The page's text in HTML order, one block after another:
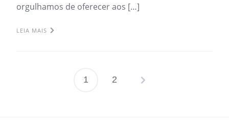
orgulhamos de oferecer aos […]
LEIA MAIS
Paginação
1 2